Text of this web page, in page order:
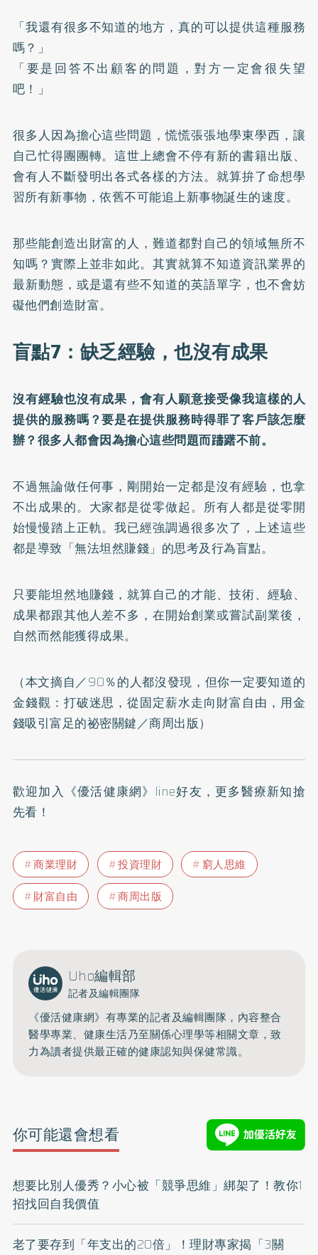
「我還有很多不知道的地方，真的可以提供這種服務
嗎？」
「要是回答不出顧客的問題，對方一定會很失望
吧！」
很多人因為擔心這些問題，慌慌張張地學東學西，讓
自己忙得團團轉。這世上總會不停有新的書籍出版、
會有人不斷發明出各式各樣的方法。就算拚了命想學
習所有新事物，依舊不可能追上新事物誕生的速度。
那些能創造出財富的人，難道都對自己的領域無所不
知嗎？實際上並非如此。其實就算不知道資訊業界的
最新動態，或是還有些不知道的英語單字，也不會妨
礙他們創造財富。
盲點7：缺乏經驗，也沒有成果
沒有經驗也沒有成果，會有人願意接受像我這樣的人
提供的服務嗎？要是在提供服務時得罪了客戶該怎麼
辦？很多人都會因為擔心這些問題而躊躇不前。
不過無論做任何事，剛開始一定都是沒有經驗，也拿
不出成果的。大家都是從零做起。所有人都是從零開
始慢慢踏上正軌。我已經強調過很多次了，上述這些
都是導致「無法坦然賺錢」的思考及行為盲點。
只要能坦然地賺錢，就算自己的才能、技術、經驗、
成果都跟其他人差不多，在開始創業或嘗試副業後，
自然而然能獲得成果。
（本文摘自／90％的人都沒發現，但你一定要知道的
金錢觀：打破迷思，從固定薪水走向財富自由，用金
錢吸引富足的祕密關鍵／商周出版）
歡迎加入 《優活健康網》line好友 ，更多醫療新知搶
先看！
商業理財 投資理財
窮人思維
財富自由
商周出版
Uho編輯部
記者及編輯團隊
《優活健康網》有專業的記者及編輯團隊，內容整合
醫學專業、健康生活乃至關係心理學等相關文章，致
力為讀者提供最正確的健康認知與保健常識。
你可能還會想看
想要比別人優秀？小心被「競爭思維」綁架了！教你1
招找回自我價值
老了要存到「年支出的20倍」！理財專家揭「3關